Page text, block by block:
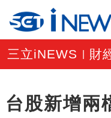
三立iNEWS 財
台股新增兩